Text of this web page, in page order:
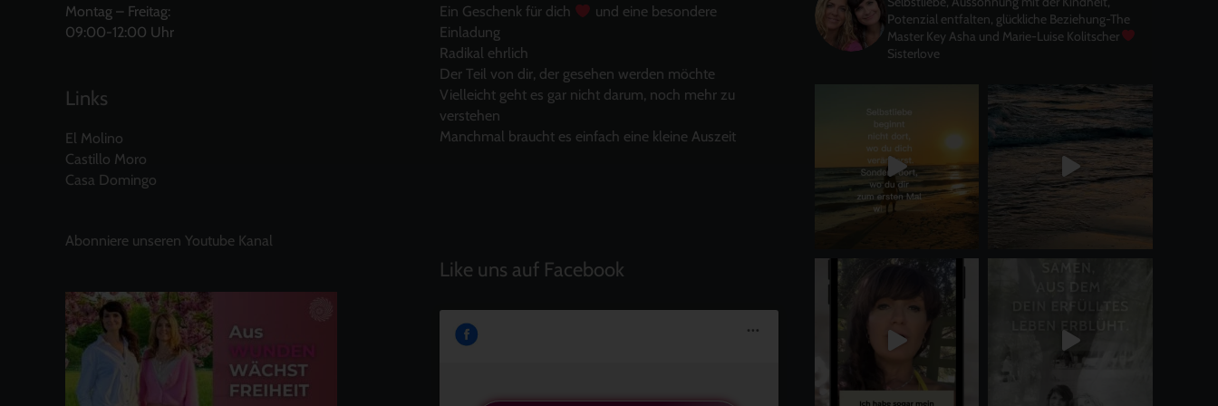
Montag – Freitag:
09:00-12:00 Uhr
Links
El Molino
Castillo Moro
Casa Domingo
Abonniere unseren Youtube Kanal
Ein Geschenk für dich
und eine besondere
Einladung
Radikal ehrlich
Der Teil von dir, der gesehen werden möchte
Vielleicht geht es gar nicht darum, noch mehr zu
verstehen
Manchmal braucht es einfach eine kleine Auszeit
Like uns auf Facebook
Potenzial entfalten, glückliche Beziehung-The
Master KeyAsha und Marie-Luise Kolitscher
Sisterlove